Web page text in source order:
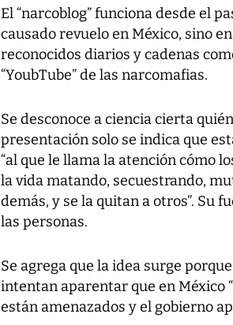
El “narcoblog” funciona desde el
causado revuelo en México, sino
reconocidos diarios y cadenas
“YoubTube” de las narcomafias.
Se desconoce a ciencia cierta
presentación solo se indica que
“al que le llama la atención cómo
la vida matando, secuestrando,
demás, y se la quitan a otros”. Su
las personas.
Se agrega que la idea surge
intentan aparentar que en México
están amenazados y el gobierno